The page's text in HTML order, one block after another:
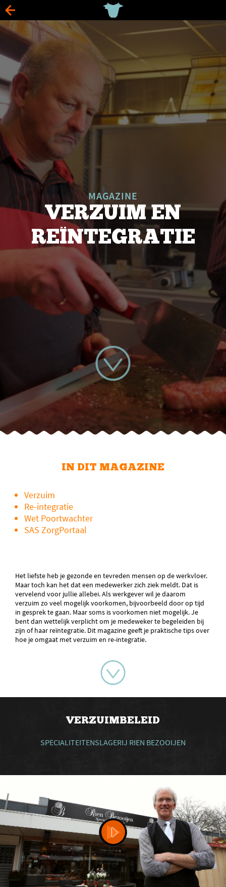
MAGAZINE
VERZUIM EN
REÏNTEGRATIE
IN DIT MAGAZINE
Verzuim
Re-integratie
Wet Poortwachter
SAS ZorgPortaal
Het liefste heb je gezonde en tevreden mensen op de werkvloer.
Maar toch kan het dat een medewerker zich ziek meldt. Dat is
vervelend voor jullie allebei. Als werkgever wil je daarom
verzuim zo veel mogelijk voorkomen, bijvoorbeeld door op tijd
in gesprek te gaan. Maar soms is voorkomen niet mogelijk. Je
bent dan wettelijk verplicht om je medeweker te begeleiden bij
zijn of haar reïntegratie. Dit magazine geeft je praktische tips over
hoe je omgaat met verzuim en re-integratie.
VERZUIMBELEID
SPECIALITEITENSLAGERIJ RIEN BEZOOIJEN